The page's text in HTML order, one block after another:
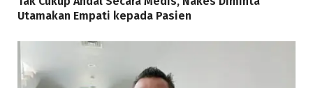
Utamakan Empati kepada Pasien